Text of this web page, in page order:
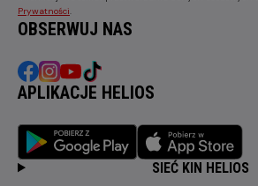
Prywatności
OBSERWUJ NAS
APLIKACJE HELIOS
SIEĆ KIN HELIOS